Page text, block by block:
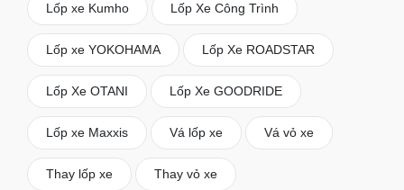
Lốp xe Kumho Lốp Xe Công Trình
Lốp xe YOKOHAMA Lốp Xe ROADSTAR
Lốp Xe OTANI Lốp Xe GOODRIDE
Lốp xe Maxxis Vá lốp xe Vá vỏ xe
Thay lốp xe Thay vỏ xe